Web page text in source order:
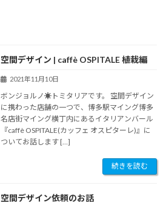
空間デザイン | caffè OSPITALE 植栽編
2021年11月10日
ボンジョルノ☀︎トミタリアです。 空間デザイン
に携わった店舗の一つで、博多駅マイング博多
名店街マイング横丁内にあるイタリアンバール
『caffè OSPITALE(カッフェ オスピターレ)』に
ついてお話します […]
続きを読む
空間デザイン依頼のお話